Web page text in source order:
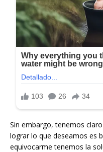
Sin embargo, tenemos
lograr lo que deseamos es
equivocarme tenemos la